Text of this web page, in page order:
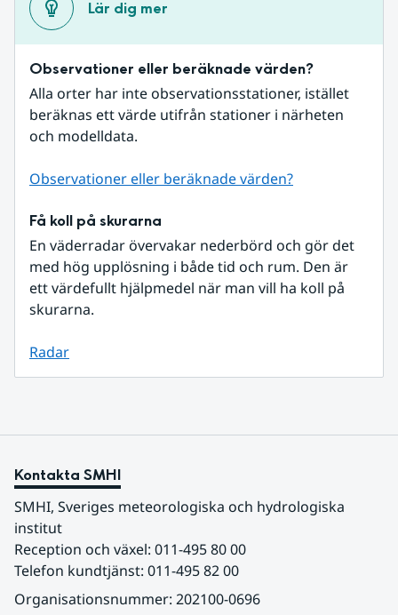
Lär dig mer
Observationer eller beräknade värden?
Alla orter har inte observationsstationer, istället
beräknas ett värde utifrån stationer i närheten
och modelldata.
Observationer eller beräknade värden?
Få koll på skurarna
En väderradar övervakar nederbörd och gör det
med hög upplösning i både tid och rum. Den är
ett värdefullt hjälpmedel när man vill ha koll på
skurarna.
Radar
Kontakta SMHI
SMHI, Sveriges meteorologiska och hydrologiska
institut
Reception och växel: 011-495 80 00
Telefon kundtjänst: 011-495 82 00
Organisationsnummer: 202100-0696